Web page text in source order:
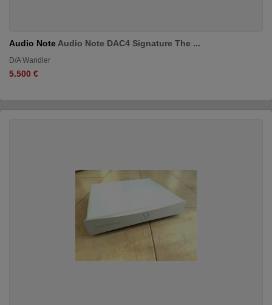
Audio Note Audio Note DAC4 Signature The ...
D/A Wandler
5.500 €